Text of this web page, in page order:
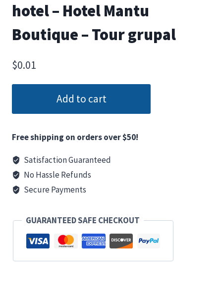
hotel – Hotel Mantu
Boutique – Tour grupal
$0.01
Add to cart
Free shipping on orders over $50!
Satisfaction Guaranteed
No Hassle Refunds
Secure Payments
GUARANTEED SAFE CHECKOUT